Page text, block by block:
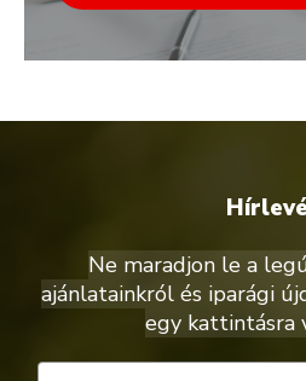
Ne maradjon le a
ajánlatainkról és iparági
egy kattintásra